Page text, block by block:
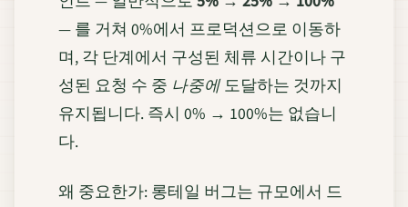
— 를 거쳐 0%에서 프로덕션으로 이동하
며, 각 단계에서 구성된 체류 시간이나 구
성된 요청 수 중 나중에도달하는 것까지
유지됩니다. 즉시 0% → 100%는 없습니
다.
왜 중요한가: 롱테일 버그는 규모에서 드